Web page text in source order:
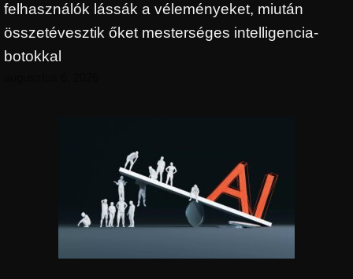
felhasználók lássák a véleményeket, miután
összetévesztik őket mesterséges intelligencia-
botokkal